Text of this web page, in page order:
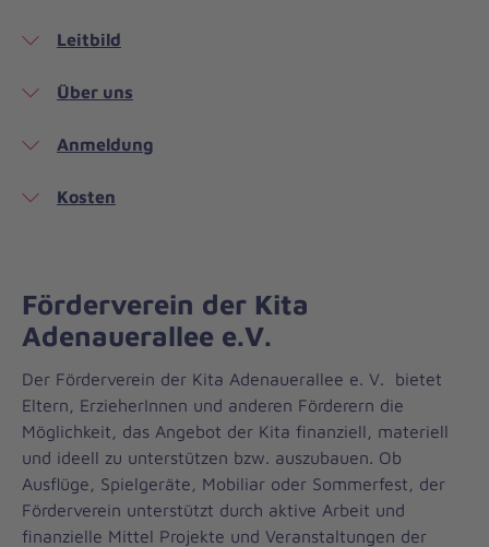
Leitbild
Über uns
Anmeldung
Kosten
Förderverein der Kita
Adenauerallee e.V.
Der Förderverein der Kita Adenauerallee e. V. bietet
Eltern, ErzieherInnen und anderen Förderern die
Möglichkeit, das Angebot der Kita finanziell, materiell
und ideell zu unterstützen bzw. auszubauen. Ob
Ausflüge, Spielgeräte, Mobiliar oder Sommerfest, der
Förderverein unterstützt durch aktive Arbeit und
finanzielle Mittel Projekte und Veranstaltungen der